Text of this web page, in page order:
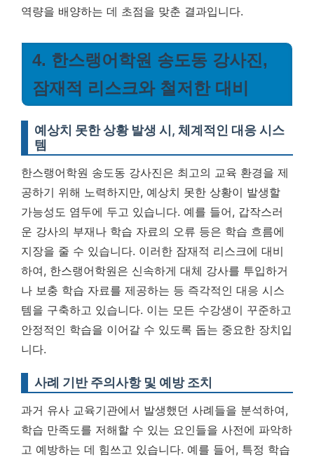
역량을 배양하는 데 초점을 맞춘 결과입니다.
4. 한스랭어학원 송도동 강사진,
잠재적 리스크와 철저한 대비
예상치 못한 상황 발생 시, 체계적인 대응 시스
템
한스랭어학원 송도동 강사진은 최고의 교육 환경을 제
공하기 위해 노력하지만, 예상치 못한 상황이 발생할
가능성도 염두에 두고 있습니다. 예를 들어, 갑작스러
운 강사의 부재나 학습 자료의 오류 등은 학습 흐름에
지장을 줄 수 있습니다. 이러한 잠재적 리스크에 대비
하여, 한스랭어학원은 신속하게 대체 강사를 투입하거
나 보충 학습 자료를 제공하는 등 즉각적인 대응 시스
템을 구축하고 있습니다. 이는 모든 수강생이 꾸준하고
안정적인 학습을 이어갈 수 있도록 돕는 중요한 장치입
니다.
사례 기반 주의사항 및 예방 조치
과거 유사 교육기관에서 발생했던 사례들을 분석하여,
학습 만족도를 저해할 수 있는 요인들을 사전에 파악하
고 예방하는 데 힘쓰고 있습니다. 예를 들어, 특정 학습